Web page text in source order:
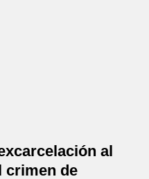
al
crimen de